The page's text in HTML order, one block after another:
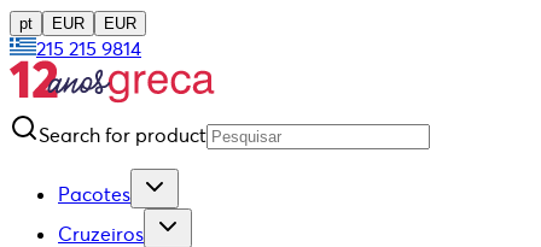
pt EUR EUR
215 215 9814
Search for product
Pacotes
Cruzeiros